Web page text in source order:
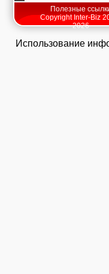
Полезные
Copyright Inter-Biz
2026
Использование